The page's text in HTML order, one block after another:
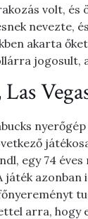
volt,
nevezte,
akarta
jogosult,
Las
egy 74
játék
arra, hogy